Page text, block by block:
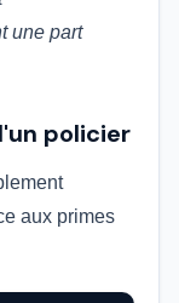
une part
policier
aux primes